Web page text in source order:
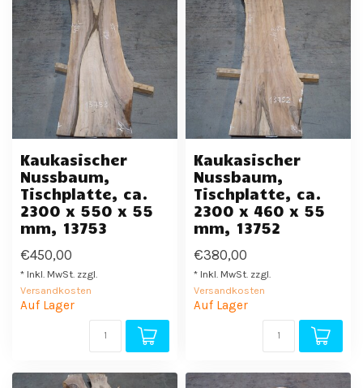
Kaukasischer
Nussbaum,
Tischplatte, ca.
2300 x 550 x 55
mm, 13753
€450,00
* Inkl. MwSt. zzgl.
Versandkosten
Auf Lager
Kaukasischer
Nussbaum,
Tischplatte, ca.
2300 x 460 x 55
mm, 13752
€380,00
* Inkl. MwSt. zzgl.
Versandkosten
Auf Lager